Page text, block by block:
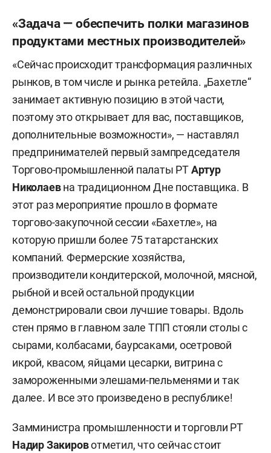
«Задача — обеспечить полки магазинов
продуктами местных производителей»
«Сейчас происходит трансформация различных
рынков, в том числе и рынка ретейла. „Бахетле“
занимает активную позицию в этой части,
поэтому это открывает для вас, поставщиков,
дополнительные возможности», — наставлял
предпринимателей первый зампредседателя
Торгово-промышленной палаты РТАртур
Николаевна традиционном Дне поставщика. В
этот раз мероприятие прошло в формате
торгово-закупочной сессии «Бахетле», на
которую пришли более 75 татарстанских
компаний. Фермерские хозяйства,
производители кондитерской, молочной, мясной,
рыбной и всей остальной продукции
демонстрировали свои лучшие товары. Вдоль
стен прямо в главном зале ТПП стояли столы с
сырами, колбасами, баурсаками, осетровой
икрой, квасом, яйцами цесарки, витрина с
замороженными элешами-пельменями и так
далее. И все это произведено в республике!
Замминистра промышленности и торговли РТ
Надир Закировотметил, что сейчас стоит